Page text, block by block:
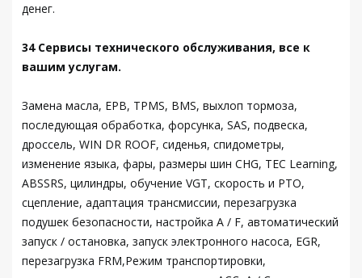
денег.
34 Сервисы технического обслуживания, все к
вашим услугам.
Замена масла, EPB, TPMS, BMS, выхлоп тормоза,
последующая обработка, форсунка, SAS, подвеска,
дроссель, WIN DR ROOF, сиденья, спидометры,
изменение языка, фары, размеры шин CHG, TEC Learning,
ABSSRS, цилиндры, обучение VGT, скорость и PTO,
сцепление, адаптация трансмиссии, перезагрузка
подушек безопасности, настройка A / F, автоматический
запуск / остановка, запуск электронного насоса, EGR,
перезагрузка FRM,Режим транспортировки,